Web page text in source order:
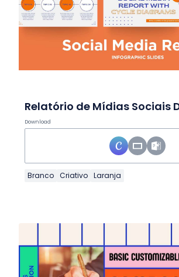
Download
Branco Criativo Laranja